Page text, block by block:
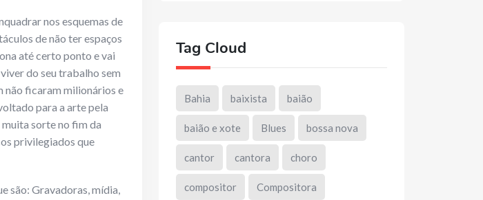
nos esquemas de
de não ter espaços
até certo ponto e vai
do seu trabalho sem
não ficaram milionários e
para a arte pela
sorte no fim da
privilegiados que
são: Gravadoras, mídia,
Tag Cloud
Bahia baixista baião
baião e xote Blues bossa nova
cantor cantora choro
compositor Compositora